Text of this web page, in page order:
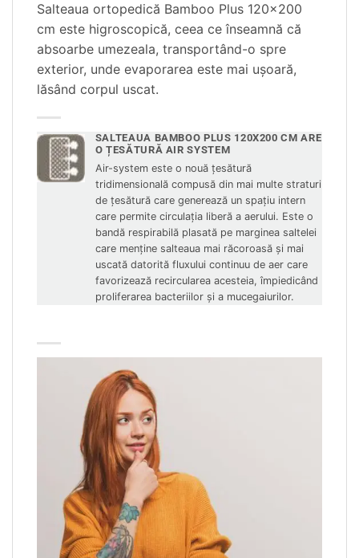
Salteaua ortopedică Bamboo Plus 120×200
cm este higroscopică, ceea ce înseamnă că
absoarbe umezeala, transportând-o spre
exterior, unde evaporarea este mai ușoară,
lăsând corpul uscat.
SALTEAUA BAMBOO PLUS 120X200 CM ARE
O ȚESĂTURĂ AIR SYSTEM
Air-system este o nouă țesătură
tridimensională compusă din mai multe straturi
de țesătură care generează un spațiu intern
care permite circulația liberă a aerului. Este o
bandă respirabilă plasată pe marginea saltelei
care menține salteaua mai răcoroasă și mai
uscată datorită fluxului continuu de aer care
favorizează recircularea acesteia, împiedicând
proliferarea bacteriilor și a mucegaiurilor.